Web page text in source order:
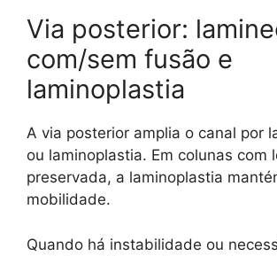
Via posterior:
com/sem fusão e
laminoplastia
A via posterior amplia o canal por
ou laminoplastia. Em colunas com
preservada, a laminoplastia
mobilidade.
Quando há instabilidade ou